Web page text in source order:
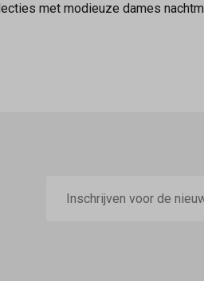
met modieuze dames
mailadres